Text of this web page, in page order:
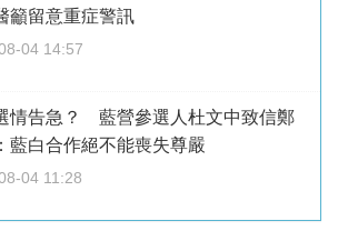
留意重症警訊
04 14:57
情告急？ 藍營參選人杜文中致信鄭
藍白合作絕不能喪失尊嚴
04 11:28